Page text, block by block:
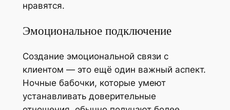
нравятся.
Эмоциональное подключение
Создание эмоциональной связи с
клиентом — это ещё один важный аспект.
Ночные бабочки, которые умеют
устанавливать доверительные